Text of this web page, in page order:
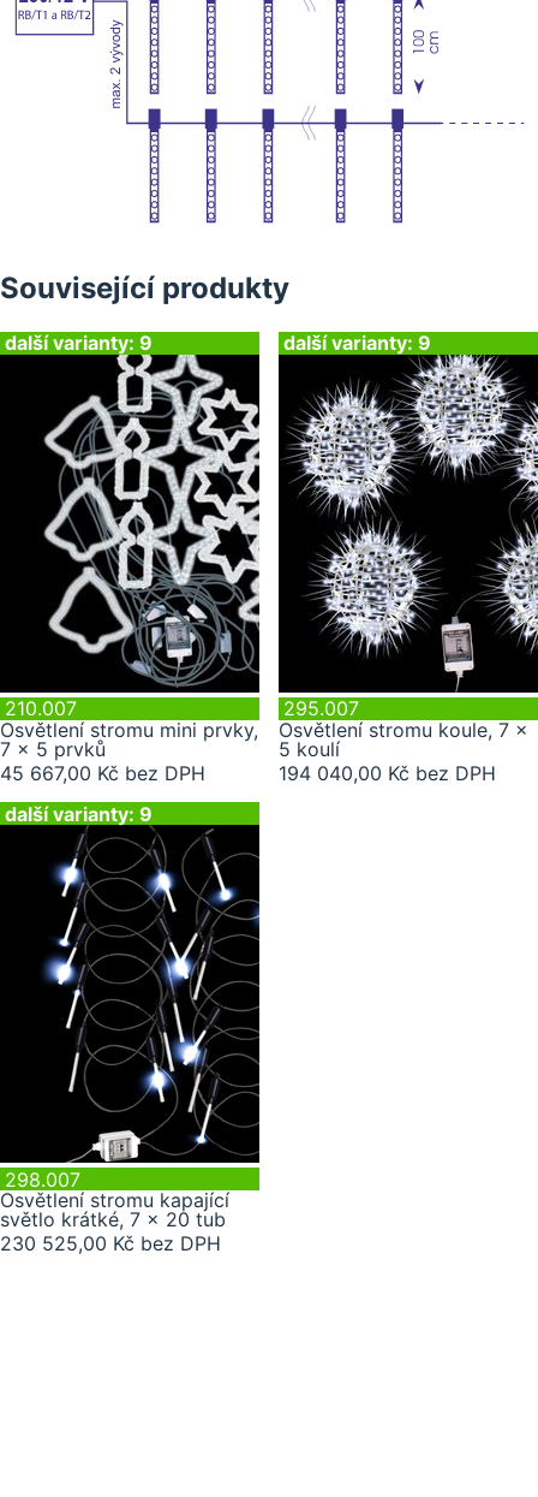
Související produkty
další varianty: 9
210.007
Osvětlení stromu mini prvky,
7 x 5 prvků
45 667,00 Kč bez DPH
další varianty: 9
295.007
Osvětlení stromu koule, 7 x
5 koulí
194 040,00 Kč bez DPH
další varianty: 9
298.007
Osvětlení stromu kapající
světlo krátké, 7 x 20 tub
230 525,00 Kč bez DPH